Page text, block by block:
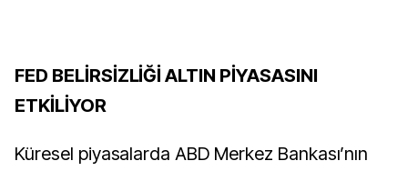
FED BELİRSİZLİĞİ ALTIN PİYASASINI
ETKİLİYOR
Küresel piyasalarda ABD Merkez Bankası’nın